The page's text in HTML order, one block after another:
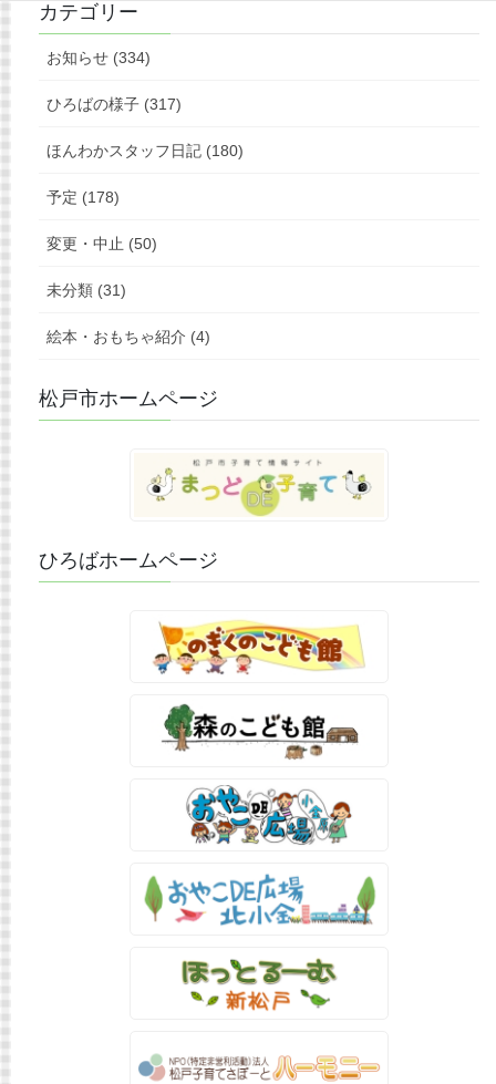
カテゴリー
お知らせ (334)
ひろばの様子 (317)
ほんわかスタッフ日記 (180)
予定 (178)
変更・中止 (50)
未分類 (31)
絵本・おもちゃ紹介 (4)
松戸市ホームページ
ひろばホームページ